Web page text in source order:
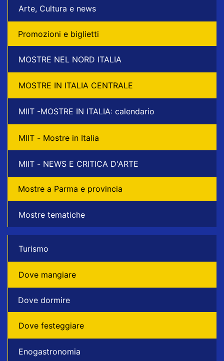
Arte, Cultura e news
Promozioni e biglietti
MOSTRE NEL NORD ITALIA
MOSTRE IN ITALIA CENTRALE
MIIT -MOSTRE IN ITALIA: calendario
MIIT - Mostre in Italia
MIIT - NEWS E CRITICA D'ARTE
Mostre a Parma e provincia
Mostre tematiche
Turismo
Dove mangiare
Dove dormire
Dove festeggiare
Enogastronomia